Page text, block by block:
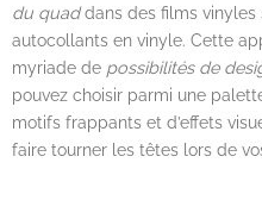
du quaddans des films vinyles
autocollants en vinyle. Cette
myriade de possibilités de
pouvez choisir parmi une
motifs frappants et d’effets
faire tourner les têtes lors de